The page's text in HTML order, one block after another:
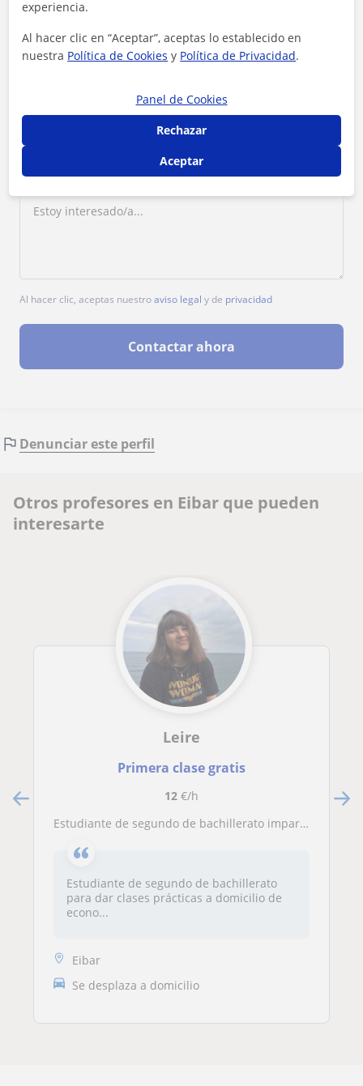
Al hacer clic, aceptas nuestroaviso legal y de privacidad
Contactar ahora
Denunciar este perfil
Otros profesores en Eibar que pueden
interesarte
Leire
Primera clase gratis
12€/h
Estudiante de segundo de bachillerato imparte clases de economía
Estudiante de segundo de bachillerato
para dar clases prácticas a domicilio de
econo...
Eibar
Se desplaza a domicilio
experiencia.
Al hacer clic en “Aceptar”, aceptas lo establecido en
nuestra Política de Cookies y Política de Privacidad.
Panel de Cookies
Rechazar
Aceptar